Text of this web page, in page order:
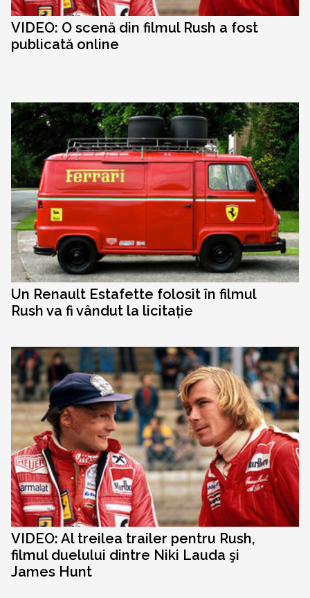
VIDEO: O scenă din filmul Rush a fost
publicată online
Un Renault Estafette folosit în filmul
Rush va fi vândut la licitație
VIDEO: Al treilea trailer pentru Rush,
filmul duelului dintre Niki Lauda şi
James Hunt